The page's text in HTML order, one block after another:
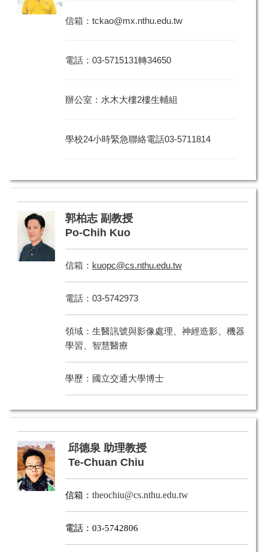
信箱： tckao@mx.nthu.edu.tw
電話：03-5715131轉34650
辦公室：水木大樓2樓生輔組
學校24小時緊急聯絡電話03-5711814
郭柏志 副教授
Po-Chih Kuo
信箱： kuopc@cs.nthu.edu.tw
電話：03-5742973
領域：生醫訊號與影像處理、神經造影、機器
學習、智慧醫療
學歷：國立交通大學博士
邱德泉 助理教授
Te-Chuan Chiu
信箱： theochiu@cs.nthu.edu.tw
電話：03-5742806